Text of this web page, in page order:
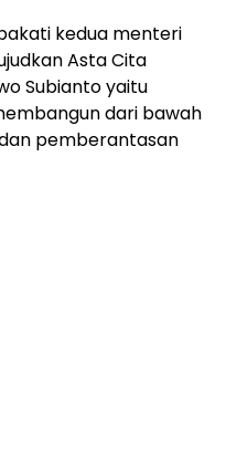
kedua menteri
Asta Cita
Subianto yaitu
dari bawah
pemberantasan